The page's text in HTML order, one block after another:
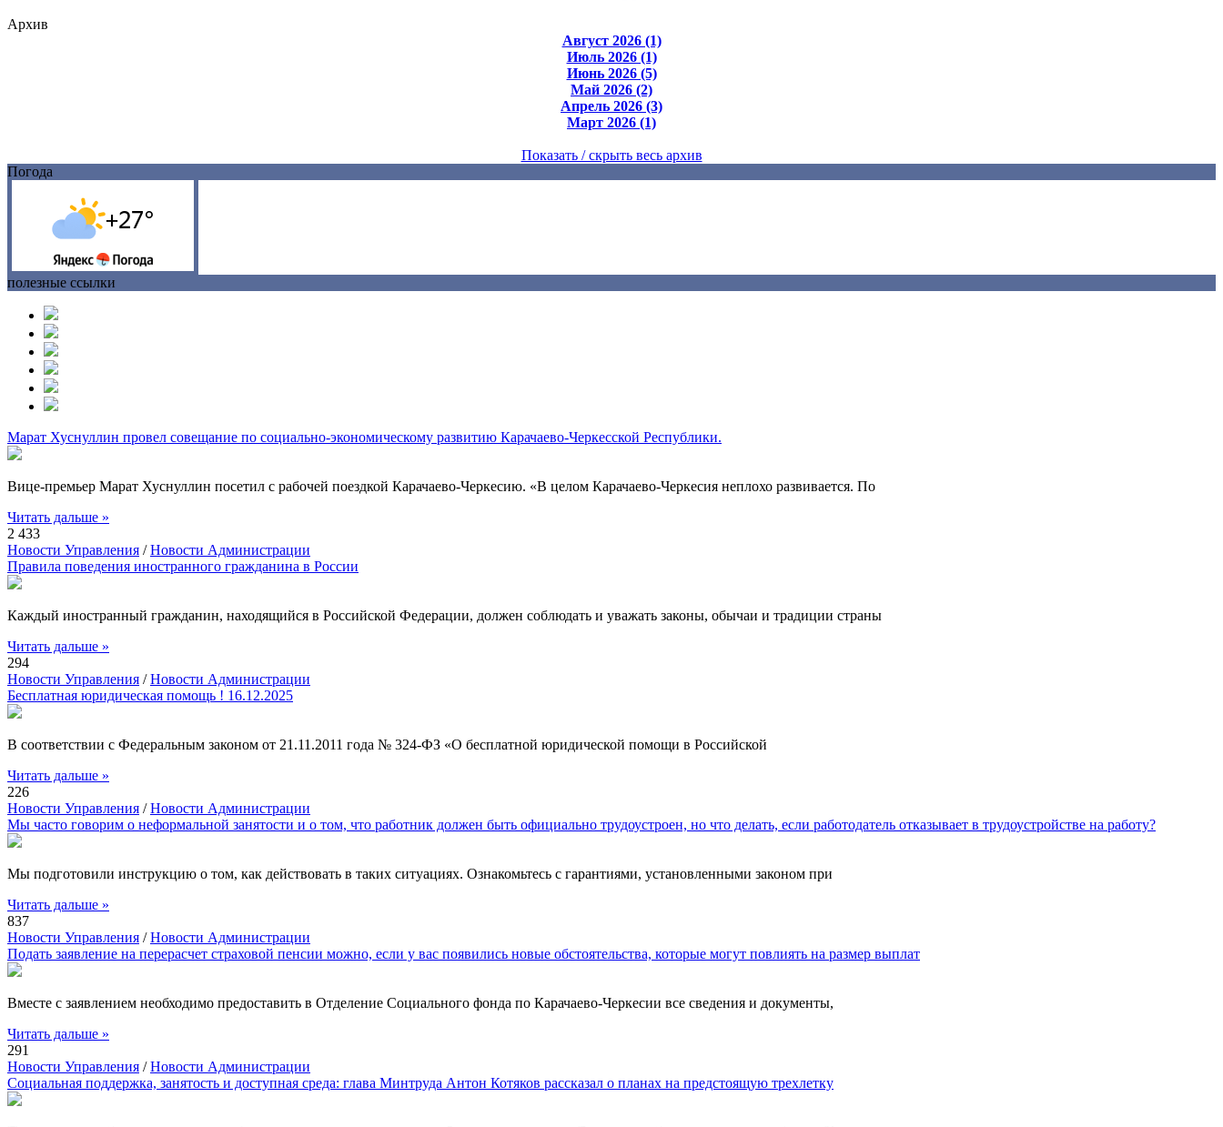
Архив
Август 2026 (1)
Июль 2026 (1)
Июнь 2026 (5)
Май 2026 (2)
Апрель 2026 (3)
Март 2026 (1)
Показать / скрыть весь архив
Погода
полезные ссылки
Марат Хуснуллин провел совещание по социально-экономическому развитию Карачаево-Черкесской Республики.
Вице-премьер Марат Хуснуллин посетил с рабочей поездкой Карачаево-Черкесию. «В целом Карачаево-Черкесия неплохо развивается. По
Читать дальше »
2 433
Новости Управления /Новости Администрации
Правила поведения иностранного гражданина в России
Каждый иностранный гражданин, находящийся в Российской Федерации, должен соблюдать и уважать законы, обычаи и традиции страны
Читать дальше »
294
Новости Управления /Новости Администрации
Бесплатная юридическая помощь ! 16.12.2025
В соответствии с Федеральным законом от 21.11.2011 года № 324-ФЗ «О бесплатной юридической помощи в Российской
Читать дальше »
226
Новости Управления /Новости Администрации
Мы часто говорим о неформальной занятости и о том, что работник должен быть официально трудоустроен, но что делать, если работодатель отказывает в трудоустройстве на работу?
Мы подготовили инструкцию о том, как действовать в таких ситуациях. Ознакомьтесь с гарантиями, установленными законом при
Читать дальше »
837
Новости Управления /Новости Администрации
Подать заявление на перерасчет страховой пенсии можно, если у вас появились новые обстоятельства, которые могут повлиять на размер выплат
Вместе с заявлением необходимо предоставить в Отделение Социального фонда по Карачаево-Черкесии все сведения и документы,
Читать дальше »
291
Новости Управления /Новости Администрации
Социальная поддержка, занятость и доступная среда: глава Минтруда Антон Котяков рассказал о планах на предстоящую трехлетку